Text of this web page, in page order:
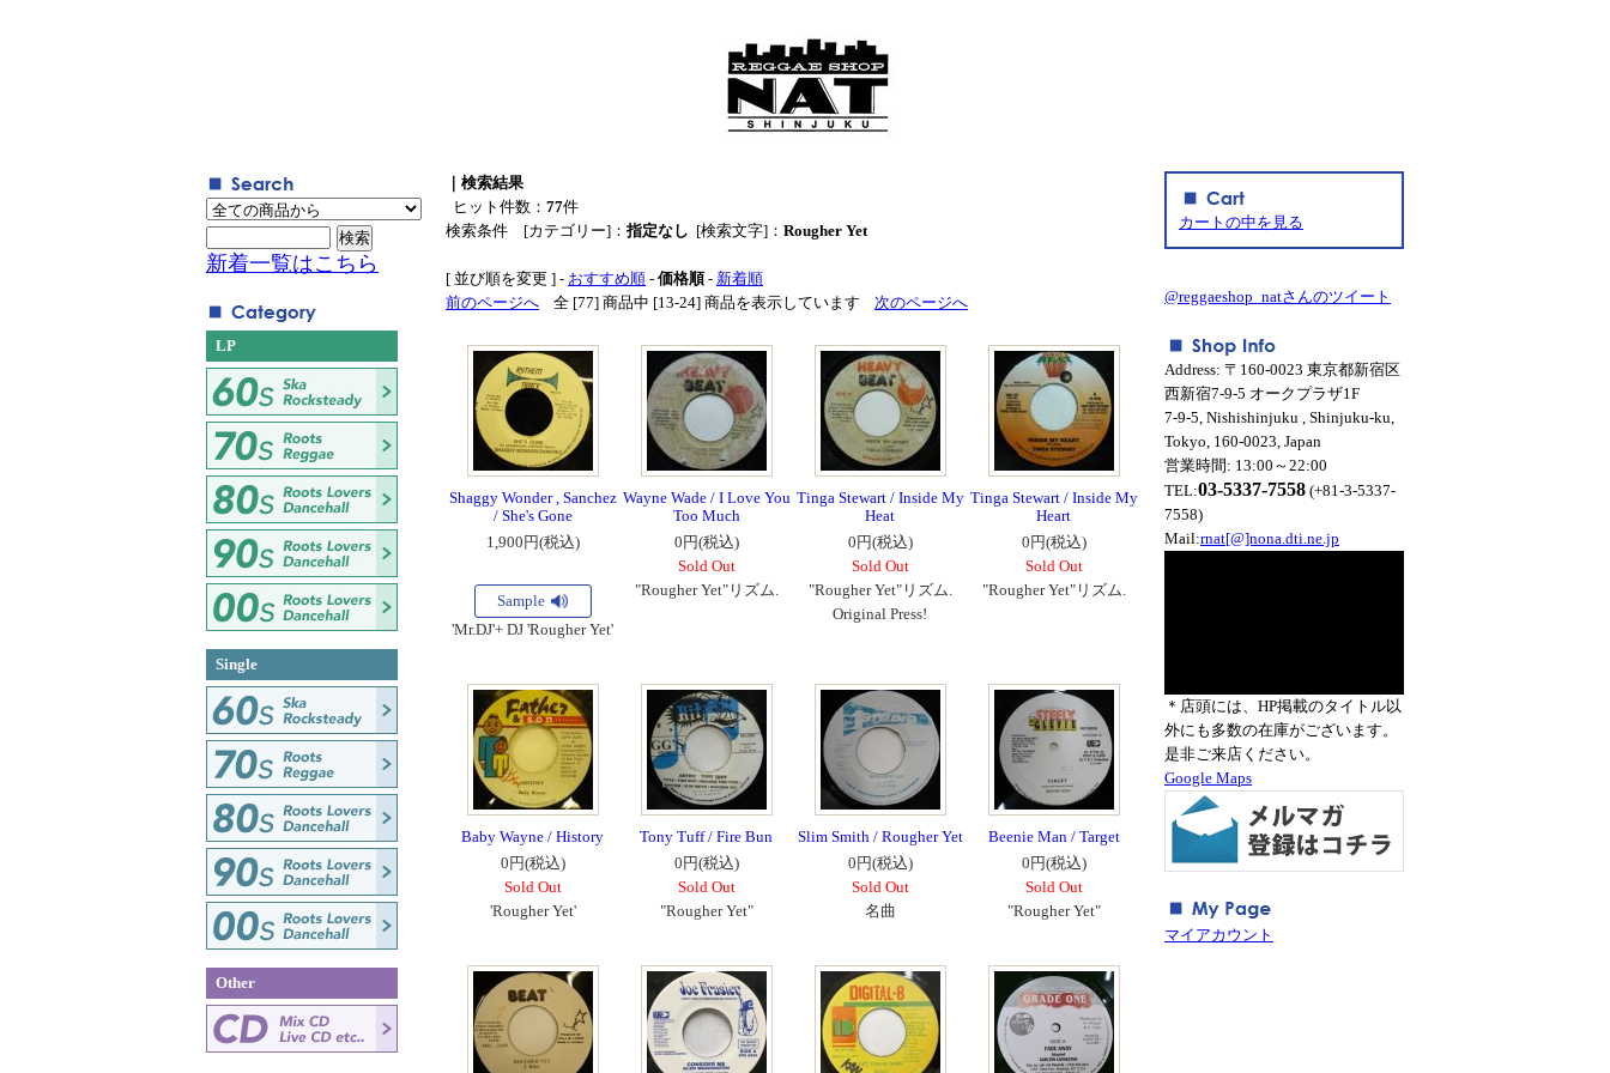
｜検索結果
ヒット件数： 77件
検索条件 [カテゴリー]： 指定なし [検索文字]： Rougher Yet
[ 並び順を変更 ] - おすすめ順 - 価格順- 新着順
前のページへ 全 [77] 商品中 [13-24] 商品を表示しています 次のページへ
Shaggy Wonder , Sanchez
/ She's Gone
1,900円(税込)
Sample
'Mr.DJ'+ DJ 'Rougher Yet'
Wayne Wade / I Love You
Too Much
0円(税込)
Sold Out
"Rougher Yet"リズム.
Tinga Stewart / Inside My
Heat
0円(税込)
Sold Out
"Rougher Yet"リズム.
Original Press!
Tinga Stewart / Inside My
Heart
0円(税込)
Sold Out
"Rougher Yet"リズム.
Baby Wayne / History
0円(税込)
Sold Out
'Rougher Yet'
Tony Tuff / Fire Bun
0円(税込)
Sold Out
"Rougher Yet"
Slim Smith / Rougher Yet
0円(税込)
Sold Out
名曲
Beenie Man / Target
0円(税込)
Sold Out
"Rougher Yet"
新着一覧はこちら
LP
Single
Other
カートの中を見る
@reggaeshop_natさんのツイート
Address: 〒160-0023 東京都新宿区
西新宿7-9-5 オークプラザ1F
7-9-5, Nishishinjuku , Shinjuku-ku,
Tokyo, 160-0023, Japan
営業時間: 13:00～22:00
TEL:03-5337-7558 (+81-3-5337-
7558)
Mail:rnat[@]nona.dti.ne.jp
＊店頭には、HP掲載のタイトル以
外にも多数の在庫がございます。
是非ご来店ください。
Google Maps
マイアカウント